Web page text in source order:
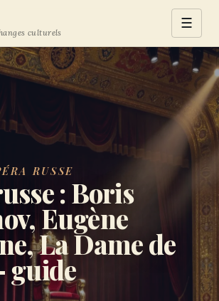
culturels
☰
RUSSE
: Boris
Eugène
La Dame de
guide